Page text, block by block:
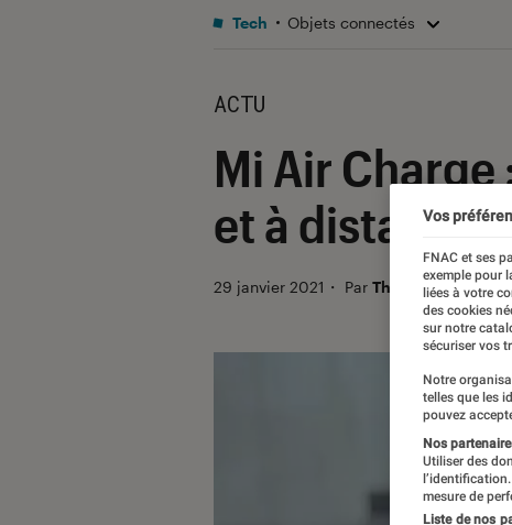
Tech Objets connectés
ACTU
Mi Air
et à distance
29 janvier 2021 ・ Par Thomas Estimbre
Vos
FNAC et ses
exemple pour
liées à votre
des cookies
sur notre
sécuriser vos
Notre
telles que les
pouvez
Nos
Utiliser des
mesure de
Liste de nos